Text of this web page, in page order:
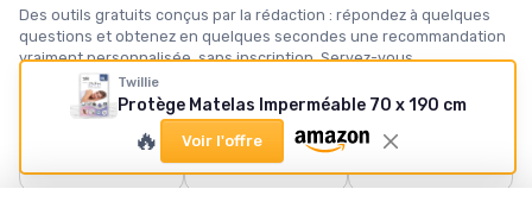
Twillie
Protège Matelas Imperméable 70 x 190 cm
🔥 Voir l'offre
Des outils gratuits conçus par la rédaction : répondez à quelques
questions et obtenez en quelques secondes une recommandation
vraiment personnalisée, sans inscription. Servez-vous.
🛏️
Quel matelas vous
🪶
Quelle taille de
couette ?
❄️
Notre sélection